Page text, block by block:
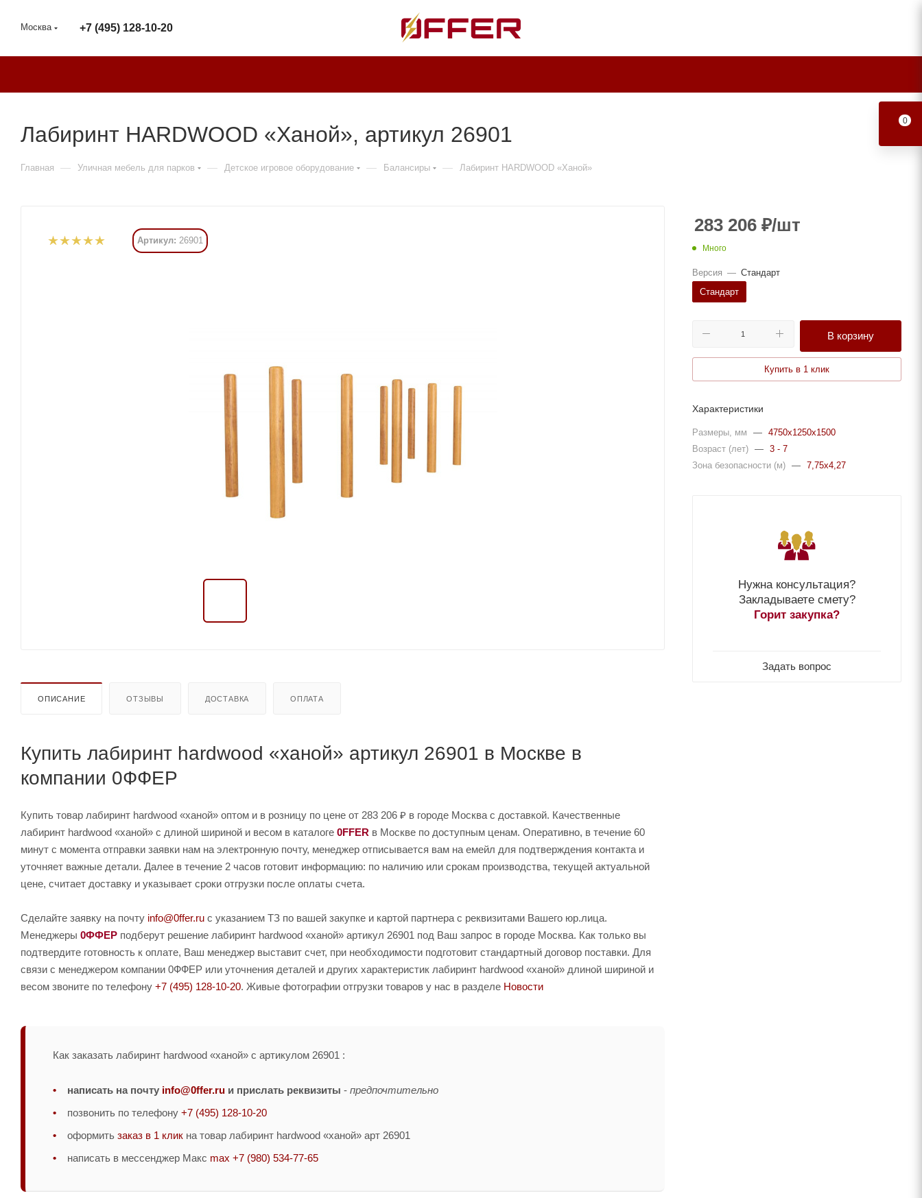
Москва +7 (495) 128-10-20
Лабиринт HARDWOOD «Ханой», артикул 26901
Главная — Уличная мебель для парков — Детское игровое оборудование — Балансиры — Лабиринт HARDWOOD «Ханой»
Артикул: 26901
ОПИСАНИЕ ОТЗЫВЫ ДОСТАВКА ОПЛАТА
Купить лабиринт hardwood «ханой» артикул 26901 в Москве в
компании 0ФФЕР
Купить товар лабиринт hardwood «ханой» оптом и в розницу по цене от 283 206 ₽ в городе Москва с доставкой. Качественные
лабиринт hardwood «ханой» с длиной шириной и весом в каталоге 0FFER в Москве по доступным ценам. Оперативно, в течение 60
минут с момента отправки заявки нам на электронную почту, менеджер отписывается вам на емейл для подтверждения контакта и
уточняет важные детали. Далее в течение 2 часов готовит информацию: по наличию или срокам производства, текущей актуальной
цене, считает доставку и указывает сроки отгрузки после оплаты счета.
Сделайте заявку на почту info@0ffer.ru с указанием ТЗ по вашей закупке и картой партнера с реквизитами Вашего юр.лица.
Менеджеры 0ФФЕР подберут решение лабиринт hardwood «ханой» артикул 26901 под Ваш запрос в городе Москва. Как только вы
подтвердите готовность к оплате, Ваш менеджер выставит счет, при необходимости подготовит стандартный договор поставки. Для
связи с менеджером компании 0ФФЕР или уточнения деталей и других характеристик лабиринт hardwood «ханой» длиной шириной и
весом звоните по телефону +7 (495) 128-10-20. Живые фотографии отгрузки товаров у нас в разделе Новости
Как заказать лабиринт hardwood «ханой» с артикулом 26901 :
написать на почту info@0ffer.ru и прислать реквизиты - предпочтительно
позвонить по телефону +7 (495) 128-10-20
оформить заказ в 1 клик на товар лабиринт hardwood «ханой» арт 26901
написать в мессенджер Макс max +7 (980) 534-77-65
283 206 ₽/шт
Много
Версия — Стандарт
Стандарт
В корзину
Купить в 1 клик
Характеристики
Размеры, мм — 4750x1250x1500
Возраст (лет) — 3 - 7
Зона безопасности (м) — 7,75x4,27
Нужна консультация?
Закладываете смету?
Горит закупка?
Задать вопрос
0